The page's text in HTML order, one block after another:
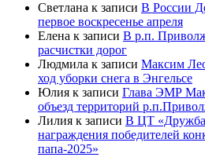
Светлана к записи В России
первое воскресенье апреля
Елена к записи В р.п.
расчистки дорог
Людмила к записи Максим
ход уборки снега в Энгельсе
Юлия к записи Глава ЭМР
объезд территорий
Лилия к записи В ЦТ
награждения победителей
папа-2025»